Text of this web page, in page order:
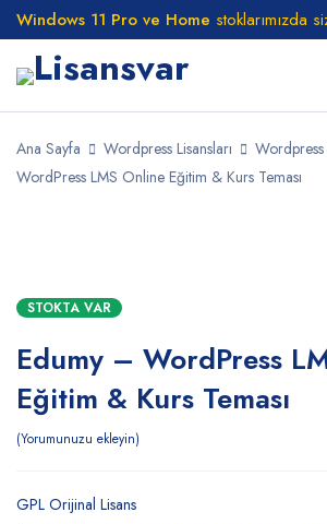
Windows 11 Pro ve Home stoklarımızda
Ana Sayfa Wordpress Lisansları Wordpress
WordPress LMS Online Eğitim & Kurs Teması
STOKTA VAR
Edumy – WordPress
Eğitim & Kurs Teması
Yorumunuzu ekleyin
GPL Orijinal Lisans